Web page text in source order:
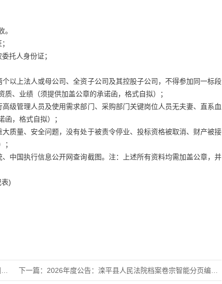
托人身份证；
以上法人或母公司、全资子公司及其控股子公司，不得参加同一标段
、业绩（须提供加盖公章的承诺函，格式自拟）；
级管理人员及使用需求部门、采购部门关键岗位人员无夫妻、直系血
，格式自拟）；
质量、安全问题，没有处于被责令停业、投标资格被取消、财产被接
中国执行信息公开网查询截图。注：上述所有资料均需加盖公章，并
)
下一篇： 2026年度公告：滦平县人民法院档案卷宗智能分页编码机采购项